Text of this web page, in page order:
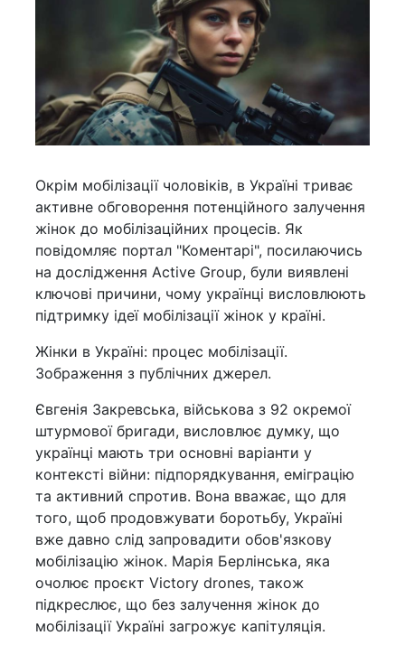
Окрім мобілізації чоловіків, в Україні триває
активне обговорення потенційного залучення
жінок до мобілізаційних процесів. Як
повідомляє портал "Коментарі", посилаючись
на дослідження Active Group, були виявлені
ключові причини, чому українці висловлюють
підтримку ідеї мобілізації жінок у країні.
Жінки в Україні: процес мобілізації.
Зображення з публічних джерел.
Євгенія Закревська, військова з 92 окремої
штурмової бригади, висловлює думку, що
українці мають три основні варіанти у
контексті війни: підпорядкування, еміграцію
та активний спротив. Вона вважає, що для
того, щоб продовжувати боротьбу, Україні
вже давно слід запровадити обов'язкову
мобілізацію жінок. Марія Берлінська, яка
очолює проєкт Victory drones, також
підкреслює, що без залучення жінок до
мобілізації Україні загрожує капітуляція.